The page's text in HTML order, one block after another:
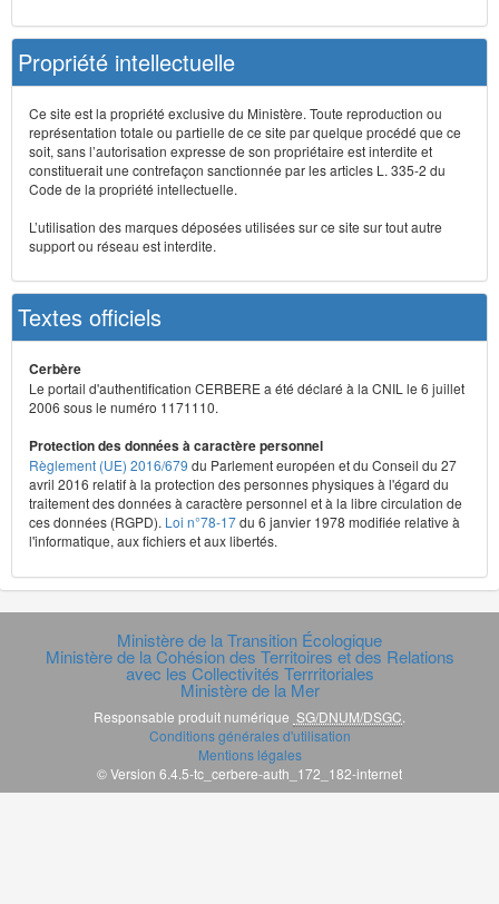
Propriété intellectuelle
Ce site est la propriété exclusive du Ministère. Toute reproduction ou
représentation totale ou partielle de ce site par quelque procédé que ce
soit, sans l’autorisation expresse de son propriétaire est interdite et
constituerait une contrefaçon sanctionnée par les articles L. 335-2 du
Code de la propriété intellectuelle.
L’utilisation des marques déposées utilisées sur ce site sur tout autre
support ou réseau est interdite.
Textes officiels
Cerbère
Le portail d'authentification CERBERE a été déclaré à la CNIL le 6 juillet
2006 sous le numéro 1171110.
Protection des données à caractère personnel
Règlement (UE) 2016/679 du Parlement européen et du Conseil du 27
avril 2016 relatif à la protection des personnes physiques à l'égard du
traitement des données à caractère personnel et à la libre circulation de
ces données (RGPD). Loi n°78-17du 6 janvier 1978 modifiée relative à
l'informatique, aux fichiers et aux libertés.
Ministère de la Transition Écologique
Ministère de la Cohésion des Territoires et des Relations
avec les Collectivités Terrritoriales
Ministère de la Mer
Responsable produit numérique SG/DNUM/DSGC
Conditions générales d'utilisation
Mentions légales
© Version 6.4.5-tc_cerbere-auth_172_182-internet